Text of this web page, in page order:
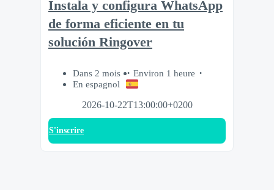
Instala y configura WhatsApp
de forma eficiente en tu
solución Ringover
Dans 2 mois
Environ 1 heure
En espagnol
2026-10-22T13:00:00+0200
S'inscrire